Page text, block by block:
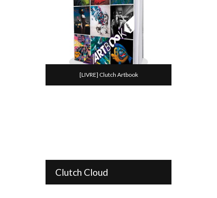
[LIVRE] Clutch Artbook
Clutch Cloud